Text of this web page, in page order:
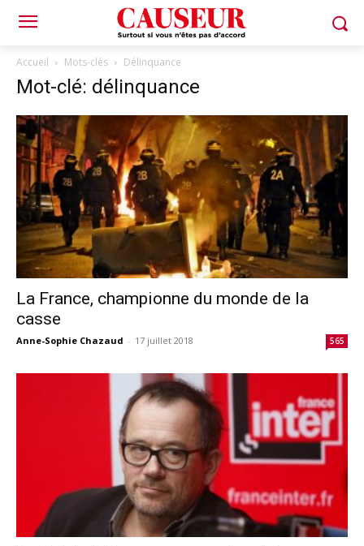
Accueil Mots-clés Délinquance
Mot-clé: délinquance
La France, championne du monde de la
casse
Anne-Sophie Chazaud - 17 juillet 2018 565